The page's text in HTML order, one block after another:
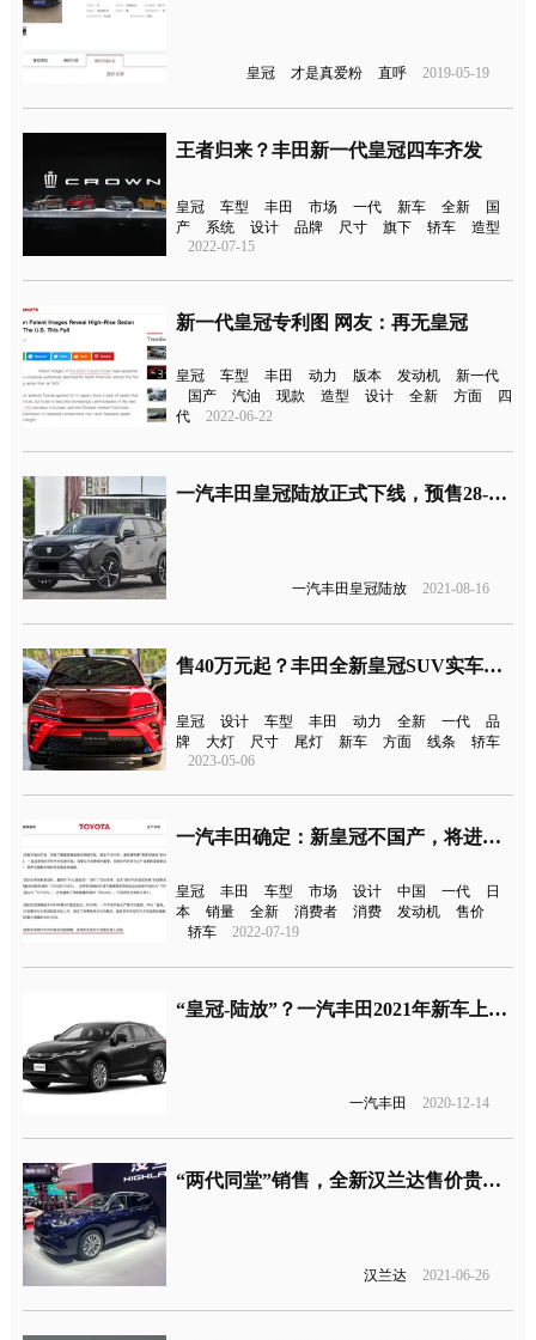
皇冠 才是真爱粉 直呼 2019-05-19
王者归来？丰田新一代皇冠四车齐发
皇冠 车型 丰田 市场 一代 新车 全新
国
产
系统 设计 品牌 尺寸 旗下 轿车
造型
2022-07-15
新一代皇冠专利图 网友：再无皇冠
皇冠 车型 丰田 动力 版本 发动机
新一代
国产
汽油 现款 造型 设计 全新 方面
四
代
2022-06-22
一汽丰田皇冠陆放正式下线，预售28-37万元
一汽丰田皇冠陆放 2021-08-16
售40万元起？丰田全新皇冠SUV实车曝光
皇冠 设计 车型 丰田 动力 全新 一代
品
牌
大灯 尺寸 尾灯 新车 方面 线条
轿车
2023-05-06
一汽丰田确定：新皇冠不国产，将进口引入中国
皇冠 丰田 车型 市场 设计 中国 一代
日
本
销量 全新 消费者 消费 发动机
售价
轿车
2022-07-19
“皇冠-陆放”？一汽丰田2021年新车上市战略规划曝光
一汽丰田 2020-12-14
“两代同堂”销售，全新汉兰达售价贵了3万元
汉兰达 2021-06-26